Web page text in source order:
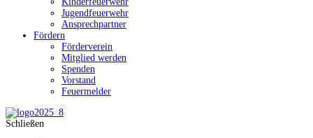
Jugendfeuerwehr
Ansprechpartner
Fördern
Förderverein
Mitglied werden
Spenden
Vorstand
Feuermelder
Schließen